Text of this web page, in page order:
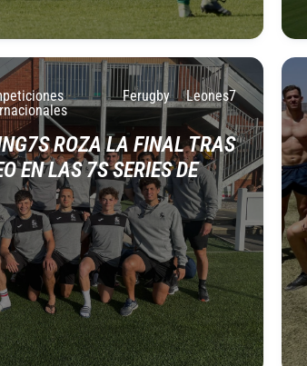
Ferugby Leones7
ROZA LA FINAL TRAS
EN LAS 7S SERIES DE